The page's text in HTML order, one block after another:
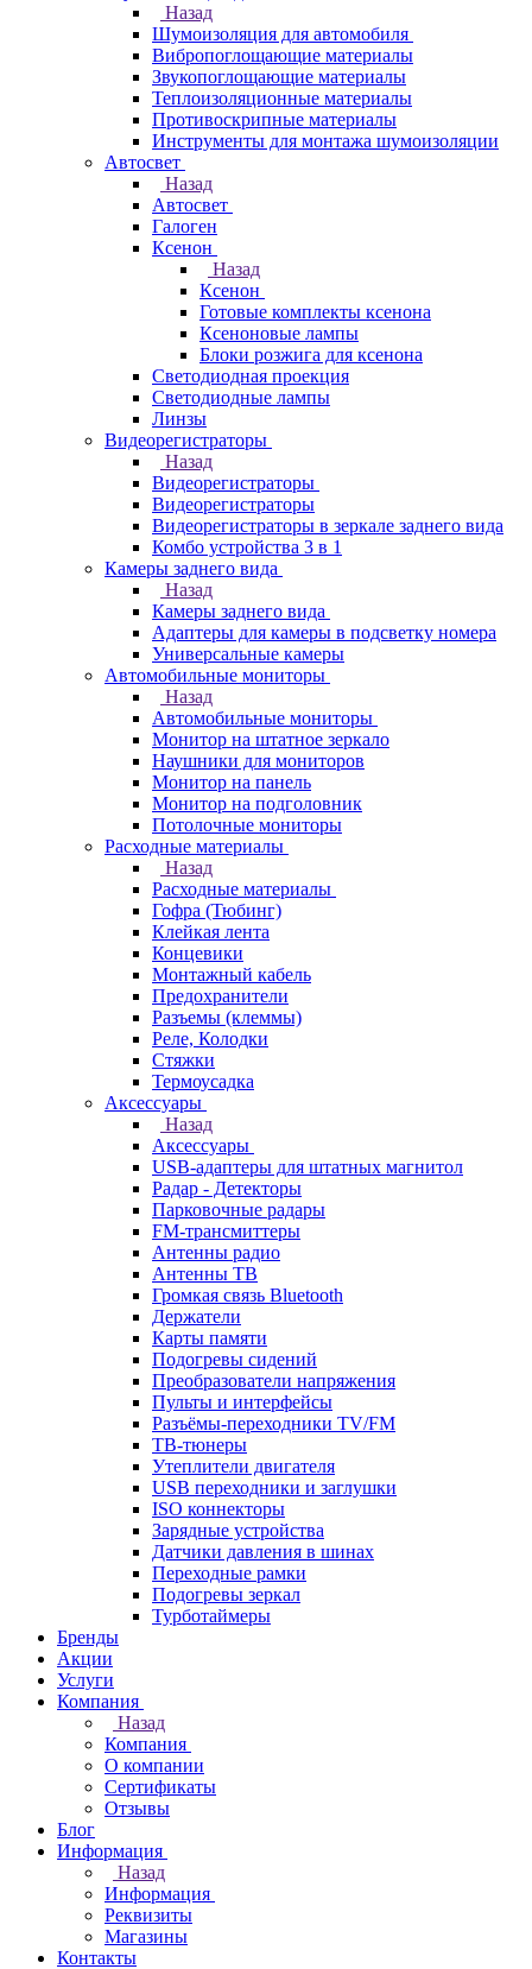
Назад
Шумоизоляция для автомобиля
Вибропоглощающие материалы
Звукопоглощающие материалы
Теплоизоляционные материалы
Противоскрипные материалы
Инструменты для монтажа шумоизоляции
Автосвет
Назад
Автосвет
Галоген
Ксенон
Назад
Ксенон
Готовые комплекты ксенона
Ксеноновые лампы
Блоки розжига для ксенона
Светодиодная проекция
Светодиодные лампы
Линзы
Видеорегистраторы
Назад
Видеорегистраторы
Видеорегистраторы
Видеорегистраторы в зеркале заднего вида
Комбо устройства 3 в 1
Камеры заднего вида
Назад
Камеры заднего вида
Адаптеры для камеры в подсветку номера
Универсальные камеры
Автомобильные мониторы
Назад
Автомобильные мониторы
Монитор на штатное зеркало
Наушники для мониторов
Монитор на панель
Монитор на подголовник
Потолочные мониторы
Расходные материалы
Назад
Расходные материалы
Гофра (Тюбинг)
Клейкая лента
Концевики
Монтажный кабель
Предохранители
Разъемы (клеммы)
Реле, Колодки
Стяжки
Термоусадка
Аксессуары
Назад
Аксессуары
USB-адаптеры для штатных магнитол
Радар - Детекторы
Парковочные радары
FM-трансмиттеры
Антенны радио
Антенны ТВ
Громкая связь Bluetooth
Держатели
Карты памяти
Подогревы сидений
Преобразователи напряжения
Пульты и интерфейсы
Разъёмы-переходники TV/FM
ТВ-тюнеры
Утеплители двигателя
USB переходники и заглушки
ISO коннекторы
Зарядные устройства
Датчики давления в шинах
Переходные рамки
Подогревы зеркал
Турботаймеры
Бренды
Акции
Услуги
Компания
Назад
Компания
О компании
Сертификаты
Отзывы
Блог
Информация
Назад
Информация
Реквизиты
Магазины
Контакты